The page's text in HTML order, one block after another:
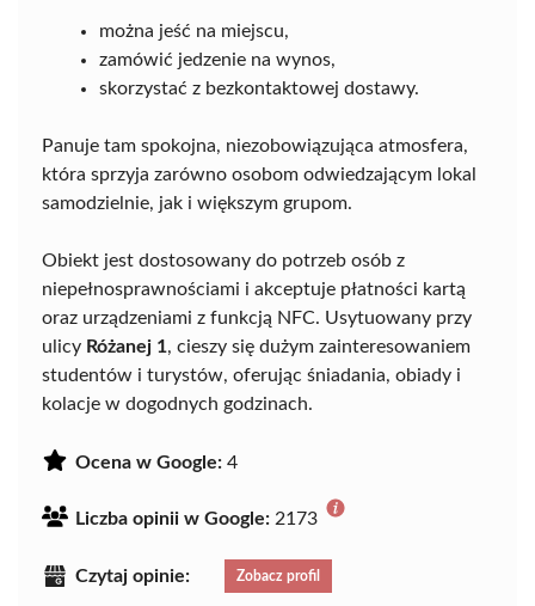
można jeść na miejscu,
zamówić jedzenie na wynos,
skorzystać z bezkontaktowej dostawy.
Panuje tam spokojna, niezobowiązująca atmosfera,
która sprzyja zarówno osobom odwiedzającym lokal
samodzielnie, jak i większym grupom.
Obiekt jest dostosowany do potrzeb osób z
niepełnosprawnościami i akceptuje płatności kartą
oraz urządzeniami z funkcją NFC. Usytuowany przy
ulicy Różanej 1, cieszy się dużym zainteresowaniem
studentów i turystów, oferując śniadania, obiady i
kolacje w dogodnych godzinach.
Ocena w Google: 4
Liczba opinii w Google: 2173
Czytaj opinie: Zobacz profil